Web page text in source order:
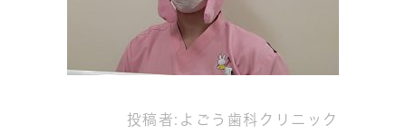
投稿者: よごう歯科クリニック